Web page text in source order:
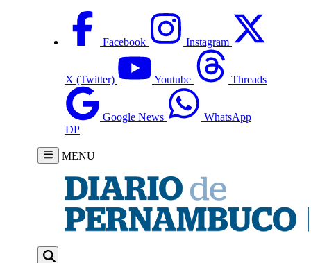
Facebook Instagram
X (Twitter) Youtube Threads
Google News
WhatsApp
DP
MENU